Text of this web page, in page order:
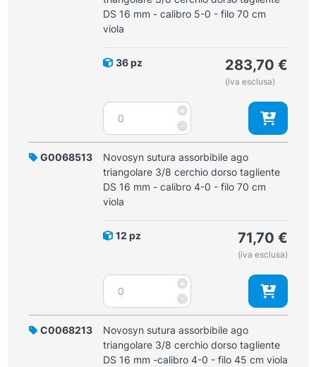
filo
45
viola
3/8
cerchio
DS
calibro
5-
0
-
filo
45
viola
DS 16 mm - calibro 5-0 - filo 70 cm
viola
36 pz 283,70 €
(iva esclusa)
-
Novosyn
sutura
assorbibile
ago
triangolare
3/8
cerchio
DS
calibro
5-
0
-
filo
+
G0068513
Novosyn sutura assorbibile ago
triangolare 3/8 cerchio dorso tagliente
DS 16 mm - calibro 4-0 - filo 70 cm
viola
12 pz 71,70 €
(iva esclusa)
-
Novosyn
sutura
assorbibile
ago
triangolare
3/8
+
C0068213
Novosyn sutura assorbibile ago
triangolare 3/8 cerchio dorso tagliente
DS 16 mm -calibro 4-0 - filo 45 cm viola